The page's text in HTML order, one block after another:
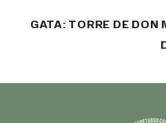
GATA: TORRE DE